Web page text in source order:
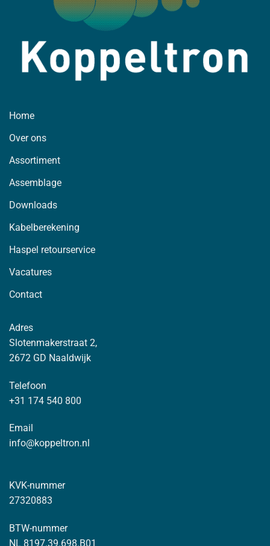
Home
Over ons
Assortiment
Assemblage
Downloads
Kabelberekening
Haspel retourservice
Vacatures
Contact
Adres
Slotenmakerstraat 2,
2672 GD Naaldwijk
Telefoon
+31 174 540 800
Email
info@koppeltron.nl
KVK-nummer
27320883
BTW-nummer
NL 8197.39.698.B01